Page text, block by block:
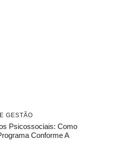
GESTÃO
Psicossociais: Como
Conforme A